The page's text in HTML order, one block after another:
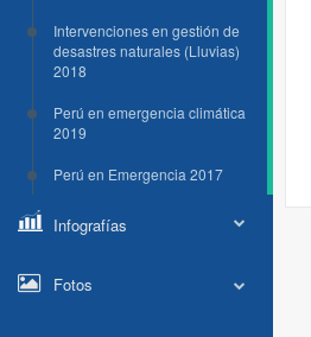
Intervenciones en gestión de
desastres naturales (Lluvias)
2018
Perú en emergencia climática
2019
Perú en Emergencia 2017
Infografías
Fotos